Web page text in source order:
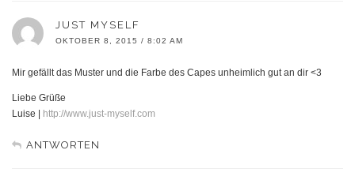
JUST MYSELF
OKTOBER 8, 2015 / 8:02 AM
Mir gefällt das Muster und die Farbe des Capes unheimlich gut an dir <3
Liebe Grüße
Luise | http://www.just-myself.com
ANTWORTEN